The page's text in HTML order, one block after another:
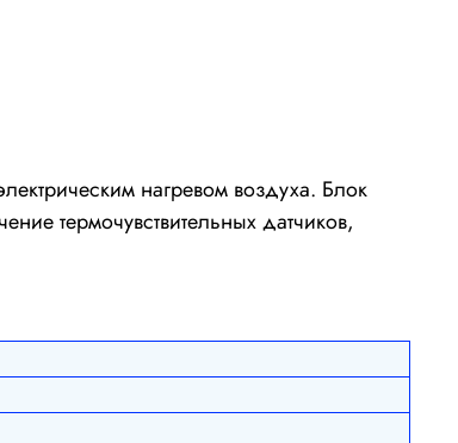
нагревом воздуха. Блок
термочувствительных датчиков,